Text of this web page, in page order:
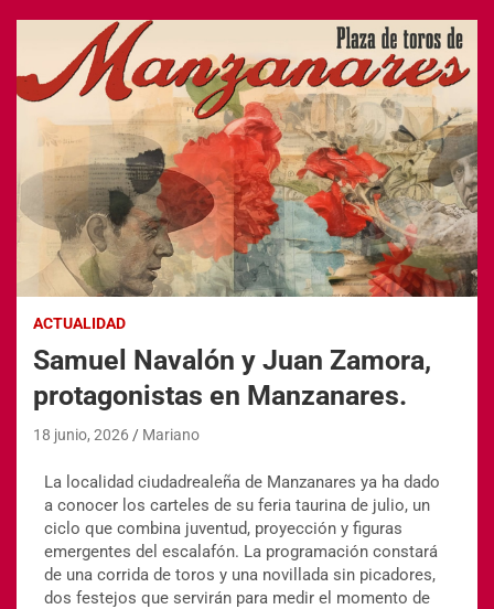
ACTUALIDAD
Samuel Navalón y Juan Zamora,
protagonistas en Manzanares.
18 junio, 2026 Mariano
La localidad ciudadrealeña de Manzanares ya ha dado
a conocer los carteles de su feria taurina de julio, un
ciclo que combina juventud, proyección y figuras
emergentes del escalafón. La programación constará
de una corrida de toros y una novillada sin picadores,
dos festejos que servirán para medir el momento de